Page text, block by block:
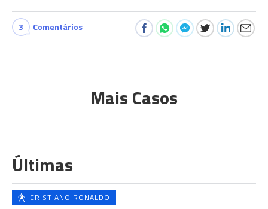
3 Comentários
Mais Casos
Últimas
CRISTIANO RONALDO